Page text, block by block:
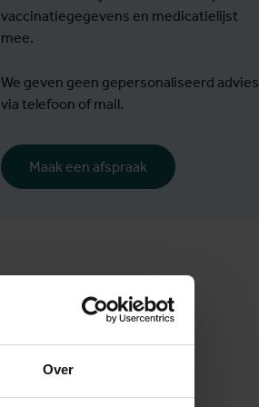
Over
vaccinatiegegevens en medicatielijst
mee.
We geven geen gepersonaliseerd advies
via telefoon of mail.
Maak een afspraak